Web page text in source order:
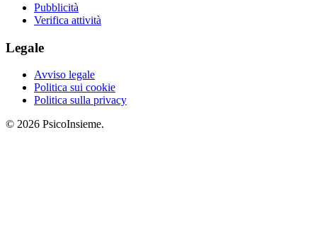
Pubblicità
Verifica attività
Legale
Avviso legale
Politica sui cookie
Politica sulla privacy
© 2026 PsicoInsieme.